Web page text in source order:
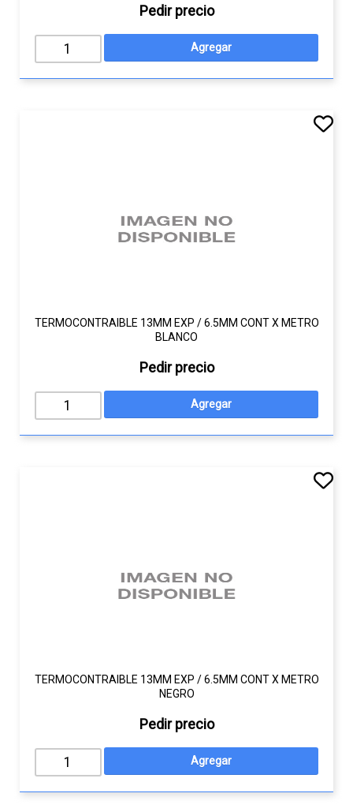
Pedir precio
TERMOCONTRAIBLE 13MM EXP / 6.5MM CONT X METRO
BLANCO
Pedir precio
TERMOCONTRAIBLE 13MM EXP / 6.5MM CONT X METRO
NEGRO
Pedir precio